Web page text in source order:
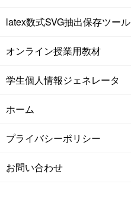
latex数式SVG抽出保存ツール
オンライン授業用教材
学生個人情報ジェネレータ
ホーム
プライバシーポリシー
お問い合わせ